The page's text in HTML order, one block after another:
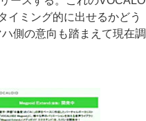
イミング的に出せるかどう
側の意向も踏まえて現在調